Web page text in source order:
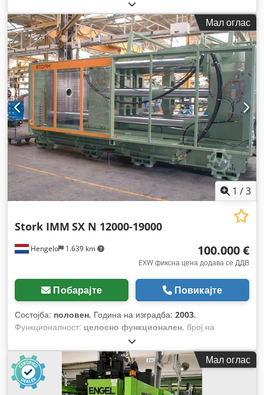
Мал оглас
1 /3
Hengelo 1.639 km
Stork IMM SX N 12000-19000
100.000 €
EXW фиксна цена додава се ДДВ
Побарајте Повикајте
Состојба: половен, Година на изградба: 2003,
Функционалност: целосно функционален, број на
, стегачка сила:
диаметар на завртката:150 мм, растојание помеѓу
колоните:
1.200 мм, запремнина на моторот: 12.193 см³,
притисок на вбризгување:1.500 греда, тежина на
инјектирање:11.584 g, ход на отворање:1.400 мм
Мал оглас